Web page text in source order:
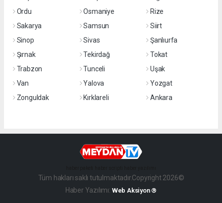
Ordu
Osmaniye
Rize
Sakarya
Samsun
Siirt
Sinop
Sivas
Şanlıurfa
Şırnak
Tekirdağ
Tokat
Trabzon
Tunceli
Uşak
Van
Yalova
Yozgat
Zonguldak
Kırklareli Ankara
Tüm hakları saklı tutulmaktadır.Copyright 2026©
Haber Yazılımı: Web Aksiyon ®